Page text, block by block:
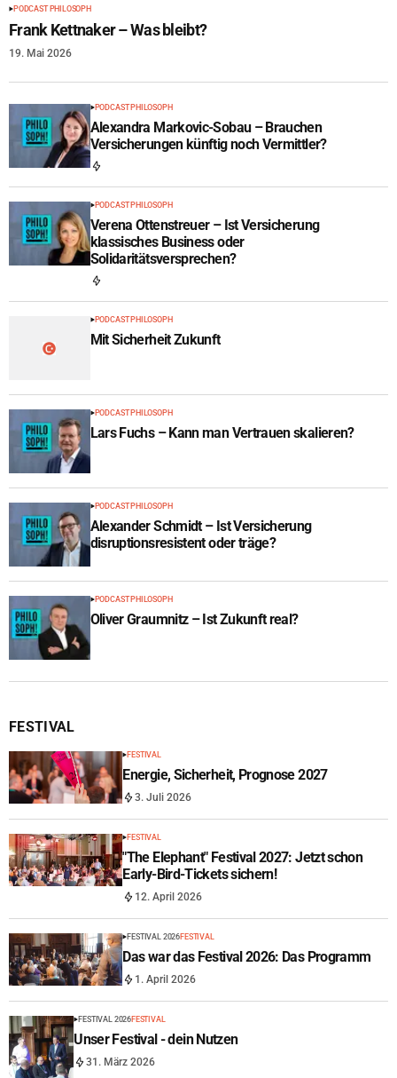
PODCAST PHILOSOPH
Frank Kettnaker – Was bleibt?
19. Mai 2026
PODCAST PHILOSOPH
Alexandra Markovic-Sobau – Brauchen
Versicherungen künftig noch Vermittler?
PODCAST PHILOSOPH
Verena Ottenstreuer – Ist Versicherung
klassisches Business oder
Solidaritätsversprechen?
PODCAST PHILOSOPH
Mit Sicherheit Zukunft
PODCAST PHILOSOPH
Lars Fuchs – Kann man Vertrauen skalieren?
PODCAST PHILOSOPH
Alexander Schmidt – Ist Versicherung
disruptionsresistent oder träge?
PODCAST PHILOSOPH
Oliver Graumnitz – Ist Zukunft real?
FESTIVAL
FESTIVAL
Energie, Sicherheit, Prognose 2027
3. Juli 2026
FESTIVAL
"The Elephant" Festival 2027: Jetzt schon
Early-Bird-Tickets sichern!
12. April 2026
FESTIVAL 2026FESTIVAL
Das war das Festival 2026: Das Programm
1. April 2026
FESTIVAL 2026FESTIVAL
Unser Festival - dein Nutzen
31. März 2026